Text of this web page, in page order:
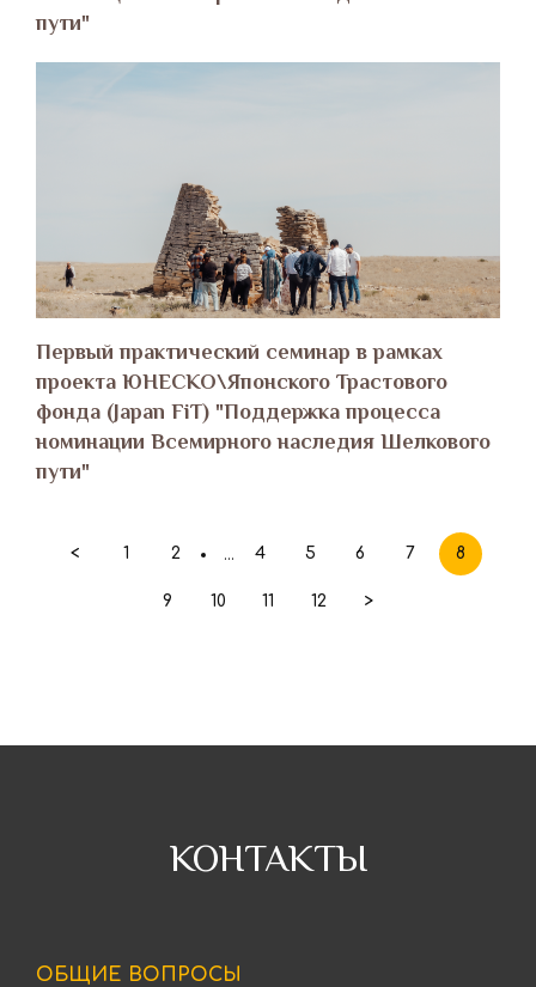
пути"
Первый практический семинар в рамках
проекта ЮНЕСКО\Японского Трастового
фонда (Japan FiT) "Поддержка процесса
номинации Всемирного наследия Шелкового
пути"
< 1 2 ... 4 5 6 7 8
9 10 11 12 >
КОНТАКТЫ
ОБЩИЕ ВОПРОСЫ